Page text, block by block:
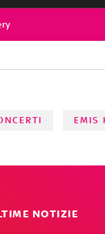
e all'ultimo
di Sanremo in
il daspo, che
EMIS
NOTIZIE